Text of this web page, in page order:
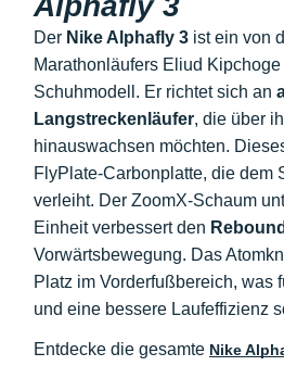
Der Nike Alphafly 3 ist ein von
Marathonläufers Eliud
Schuhmodell. Er richtet sich an
Langstreckenläufer, die über
hinauswachsen möchten.
FlyPlate-Carbonplatte, die dem
verleiht. Der ZoomX-Schaum
Einheit verbessert den Rebound
Vorwärtsbewegung. Das
Platz im Vorderfußbereich, was
und eine bessere Laufeffizienz
Entdecke die gesamte Nike